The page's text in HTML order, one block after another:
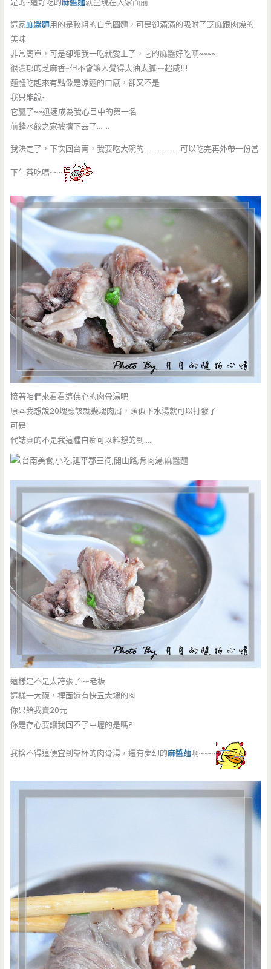
這家麻醬麵用的是較粗的白色圓麵，可是卻滿滿的吸附了芝麻跟肉燥的
美味
非常簡單，可是卻讓我一吃就愛上了，它的麻醬好吃啊~~~~
很濃郁的芝麻香~但不會讓人覺得太油太膩~~超威!!!
麵體吃起來有點像是涼麵的口感，卻又不是
我只能說~
它贏了~~迅速成為我心目中的第一名
前鋒水餃之家被擠下去了…….
我決定了，下次回台南，我要吃大碗的………………..可以吃完再外帶一份當
下午茶吃嗎~~~
接著咱們來看看這佛心的肉骨湯吧
原本我想說20塊應該就幾塊肉屑，類似下水湯就可以打發了
可是
代誌真的不是我這種白痴可以料想的到…..
這樣是不是太誇張了~~老板
這樣一大碗，裡面還有快五大塊的肉
你只給我賣20元
你是存心要讓我回不了中壢的是嗎?
我捨不得這便宜到靠杯的肉骨湯，還有夢幻的麻醬麵啊~~~~